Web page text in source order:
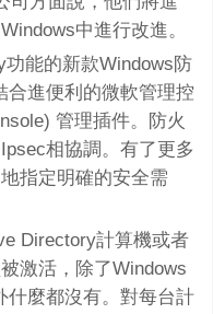
中進行改進。
能的新款Windows防
合進便利的微軟管理控
管理插件。防火
相協調。有了更多
指定明確的安全需
Directory計算機或者
激活，除了Windows
什麼都沒有。對每台計